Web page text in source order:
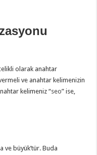
olarak anahtar
ve anahtar kelimenizin
kelimeniz “seo” ise,
ve büyük’tür. Buda